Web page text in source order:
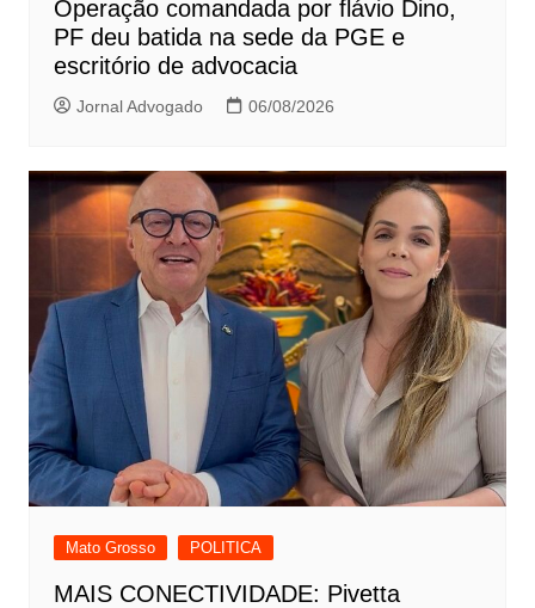
Operação comandada por flávio Dino,
PF deu batida na sede da PGE e
escritório de advocacia
Jornal Advogado 06/08/2026
Mato Grosso POLITICA
MAIS CONECTIVIDADE: Pivetta